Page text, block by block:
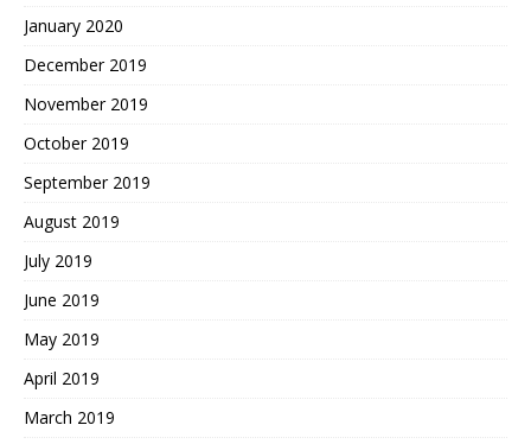
January 2020
December 2019
November 2019
October 2019
September 2019
August 2019
July 2019
June 2019
May 2019
April 2019
March 2019